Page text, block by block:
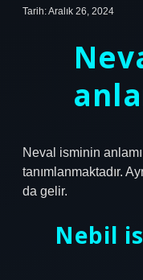
Tarih: Aralık 26, 2024
Neval isminin
tanımlanmaktadır.
da gelir.
Nebil